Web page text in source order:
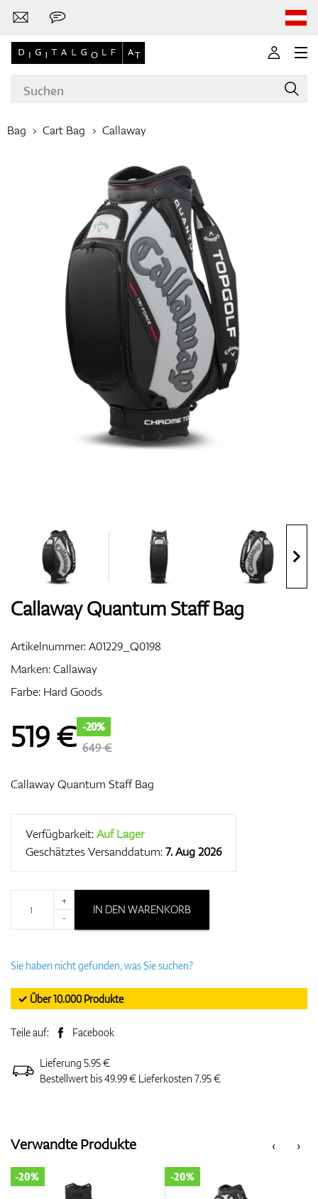
Golfschläger
Bekleidung
Handschuhe
Schuhe
Bags
Bag Cart Bag Callaway
Callaway Quantum Staff Bag
Artikelnummer:A01229_Q0198
Marken:Callaway
Farbe: Hard Goods
519€ -20%
649 €
Callaway Quantum Staff Bag
Verfügbarkeit:Auf Lager
Geschätztes Versanddatum:7. Aug 2026
+
-
IN DEN WARENKORB
Sie haben nicht gefunden, was Sie suchen?
✓ Über 10.000 Produkte
Teile auf: Facebook
Lieferung 5.95 €
Bestellwert bis 49.99 € Lieferkosten 7.95 €
‹
Verwandte Produkte ›
-20% -20%